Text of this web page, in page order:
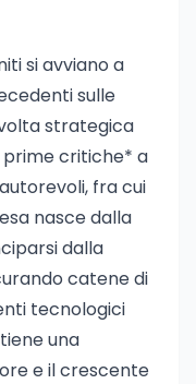
si avviano a
sulle
strategica
critiche* a
fra cui
nasce dalla
dalla
catene di
tecnologici
una
e il crescente